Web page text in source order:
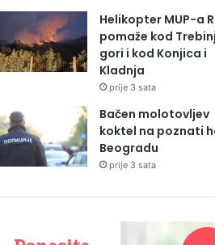
Helikopter MUP-a
pomaže kod
gori i kod Konjica i
Kladnja
prije 3 sata
Bačen molotovljev
koktel na poznati
Beogradu
prije 3 sata